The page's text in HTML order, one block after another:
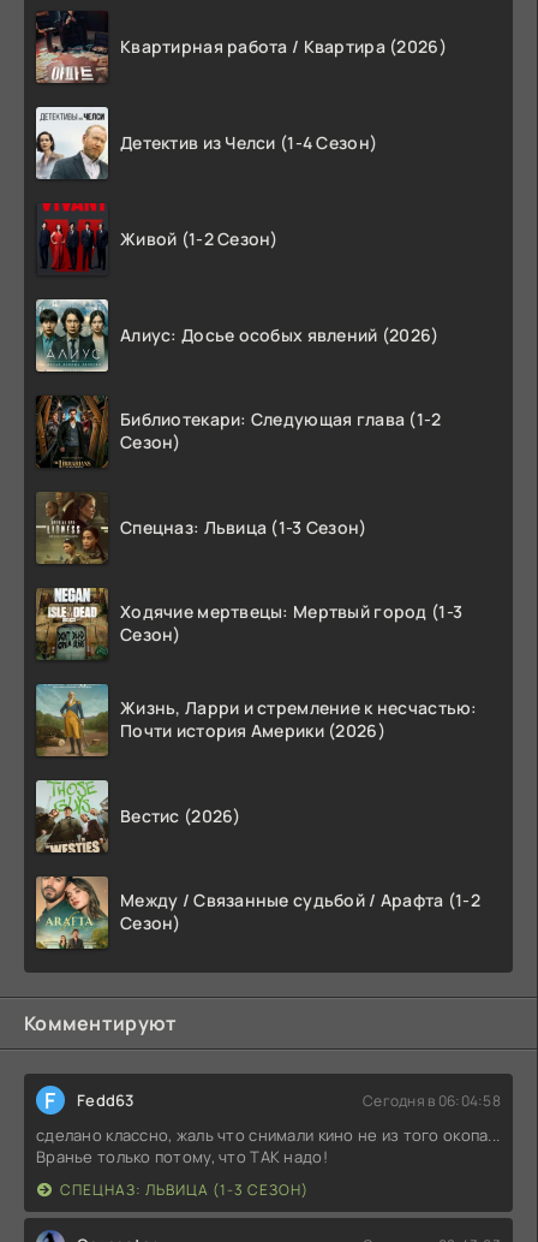
Квартирная работа / Квартира (2026)
Детектив из Челси (1-4 Сезон)
Живой (1-2 Сезон)
Алиус: Досье особых явлений (2026)
Библиотекари: Следующая глава (1-2
Сезон)
Спецназ: Львица (1-3 Сезон)
Ходячие мертвецы: Мертвый город (1-3
Сезон)
Жизнь, Ларри и стремление к несчастью:
Почти история Америки (2026)
Вестис (2026)
Между / Связанные судьбой / Арафта (1-2
Сезон)
Комментируют
F Fedd63 Сегодня в 06:04:58
сделано классно, жаль что снимали кино не из того окопа...
Вранье только потому, что ТАК надо!
СПЕЦНАЗ: ЛЬВИЦА (1-3 СЕЗОН)